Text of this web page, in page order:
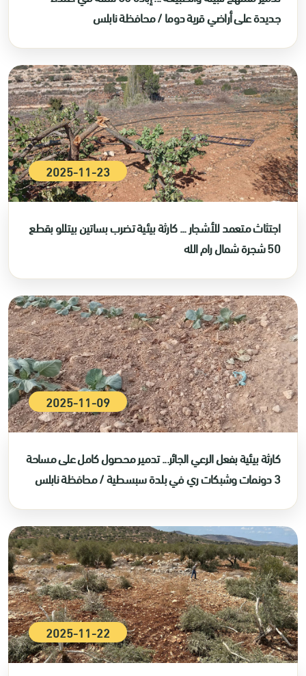
جديدة على أراضي قرية دوما / محافظة نابلس
2025-11-23
اجتثاث متعمد للأشجار ... كارثة بيئية تضرب بساتين بيتللو بقطع
50 شجرة شمال رام الله
2025-11-09
كارثة بيئية بفعل الرعي الجائر... تدمير محصول كامل على مساحة
3 دونمات وشبكات ري في بلدة سبسطية / محافظة نابلس
2025-11-22